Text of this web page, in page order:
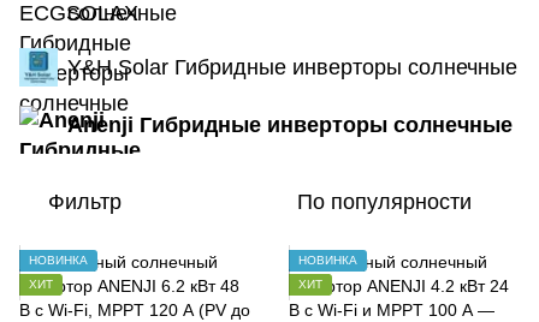
солнечные
Y&H Solar Гибридные инверторы солнечные
Anenji Гибридные инверторы солнечные
Фильтр По популярности
НОВИНКА
ХИТ
НОВИНКА
ХИТ